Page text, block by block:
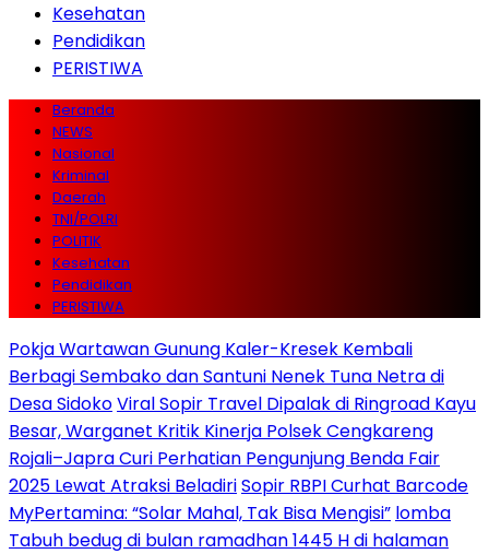
Kesehatan
Pendidikan
PERISTIWA
Beranda
NEWS
Nasional
Kriminal
Daerah
TNI/POLRI
POLITIK
Kesehatan
Pendidikan
PERISTIWA
Pokja Wartawan Gunung Kaler-Kresek Kembali
Berbagi Sembako dan Santuni Nenek Tuna Netra di
Desa SidokoViral Sopir Travel Dipalak di Ringroad Kayu
Besar, Warganet Kritik Kinerja Polsek Cengkareng
Rojali–Japra Curi Perhatian Pengunjung Benda Fair
2025 Lewat Atraksi BeladiriSopir RBPI Curhat Barcode
MyPertamina: “Solar Mahal, Tak Bisa Mengisi” lomba
Tabuh bedug di bulan ramadhan 1445 H di halaman